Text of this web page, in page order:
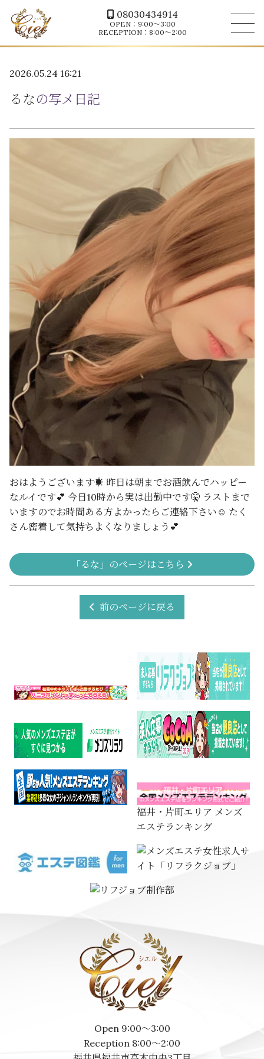
08030434914
OPEN：9:00～3:00
RECEPTION：8:00～2:00
2026.05.24 16:21
るなの写メ日記
おはようございます☀ 昨日は朝までお酒飲んでハッピー
なルイです💕 今日10時から実は出勤中です🤫 ラストまで
いますのでお時間ある方よかったらご連絡下さい☺️ たく
さん密着して気持ちよくなりましょう💕
「るな」のページはこちら
前のページに戻る
福井・片町エリア メンズ
エステランキング
Open 9:00～3:00
Reception 8:00～2:00